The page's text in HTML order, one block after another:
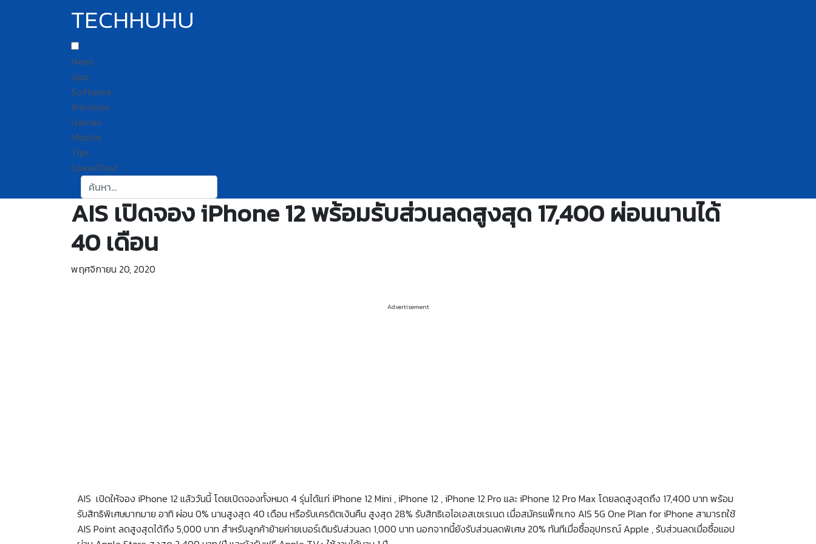
TECHHUHU
News
App
Software
Windows
Games
Mobile
Tips
SpeedTest
ค้นหา:
AIS เปิดจอง iPhone 12 พร้อมรับส่วนลดสูงสุด 17,400 ผ่อนนานได้
40 เดือน
พฤศจิกายน 20, 2020
Advertisement
AIS เปิดให้จอง iPhone 12 แล้ววันนี้ โดยเปิดจองทั้งหมด 4 รุ่นได้แก่ iPhone 12 Mini , iPhone 12 , iPhone 12 Pro และ iPhone 12 Pro Max โดยลดสูงสุดถึง 17,400 บาท พร้อม
รับสิทธิพิเศษมากมาย อาทิ ผ่อน 0% นานสูงสุด 40 เดือน หรือรับเครดิตเงินคืน สูงสุด 28% รับสิทธิเอไอเอสเซเรเนด เมื่อสมัครแพ็กเกจ AIS 5G One Plan for iPhone สามารถใช้
AIS Point ลดสูงสุดได้ถึง 5,000 บาท สำหรับลูกค้าย้ายค่ายเบอร์เดิมรับส่วนลด 1,000 บาท นอกจากนี้ยังรับส่วนลดพิเศษ 20% ทันทีเมื่อซื้ออุปกรณ์ Apple , รับส่วนลดเมื่อซื้อแอป